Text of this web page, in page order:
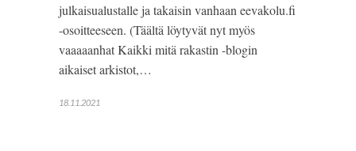
julkaisualustalle ja takaisin vanhaan eevakolu.fi
-osoitteeseen. (Täältä löytyvät nyt myös
vaaaaanhat Kaikki mitä rakastin -blogin
aikaiset arkistot,…
18.11.2021